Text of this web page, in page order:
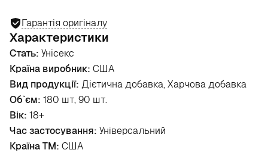
Гарантія оригіналу
Характеристики
Стать: Унісекс
Країна виробник: США
Вид продукції: Дієтична добавка, Харчова добавка
Об`єм: 180 шт, 90 шт.
Вік: 18+
Час застосування: Універсальний
Країна ТМ: США